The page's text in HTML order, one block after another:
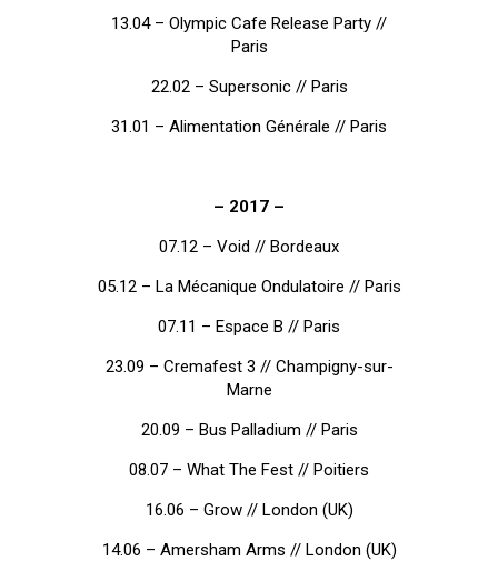
13.04 – Olympic Cafe Release Party //
Paris
22.02 – Supersonic // Paris
31.01 – Alimentation Générale // Paris
– 2017 –
07.12 – Void // Bordeaux
05.12 – La Mécanique Ondulatoire // Paris
07.11 – Espace B // Paris
23.09 – Cremafest 3 // Champigny-sur-
Marne
20.09 – Bus Palladium // Paris
08.07 – What The Fest // Poitiers
16.06 – Grow // London (UK)
14.06 – Amersham Arms // London (UK)